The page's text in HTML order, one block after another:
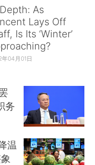
As
Lays Off
Is Its ‘Winter’
年04月01日
务
温